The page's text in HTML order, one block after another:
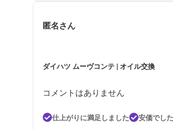
匿名さん
ダイハツ ムーヴコンテ | オイル交換
コメントはありません
仕上がりに満足しました
安価でした